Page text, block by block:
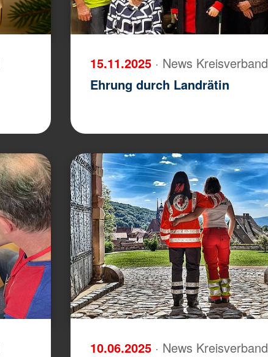
15.11.2025 · News Kreisverband
Ehrung durch Landrätin
10.06.2025 · News Kreisverband